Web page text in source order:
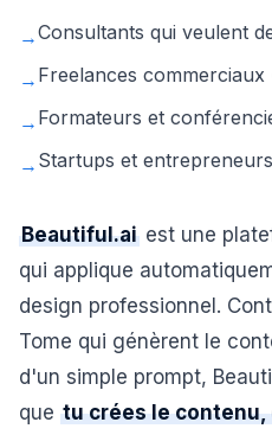
→Consultants qui veulent
→ Freelances
→ Formateurs et
→ Startups et entrepreneurs
Beautiful.ai est une
qui applique
design professionnel.
Tome qui génèrent le
d'un simple prompt,
que tu crées le